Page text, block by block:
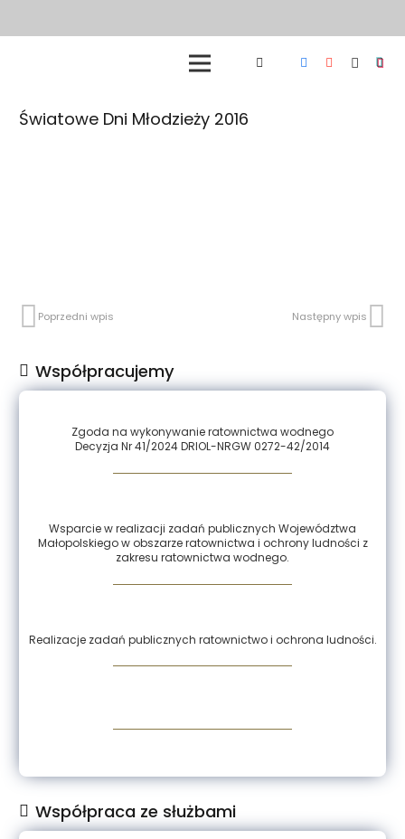
Światowe Dni Młodzieży 2016
Poprzedni wpis Następny wpis
Współpracujemy
Zgoda na wykonywanie ratownictwa wodnego
Decyzja Nr 41/2024 DRIOL-NRGW 0272-42/2014
Wsparcie w realizacji zadań publicznych Województwa
Małopolskiego w obszarze ratownictwa i ochrony ludności z
zakresu ratownictwa wodnego.
Realizacje zadań publicznych ratownictwo i ochrona ludności.
Współpraca ze służbami